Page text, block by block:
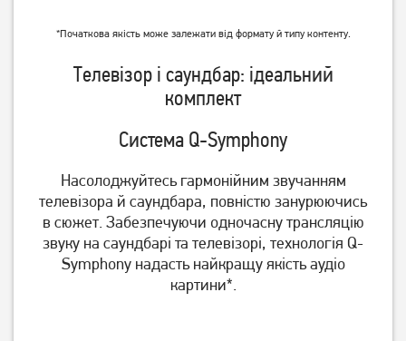
24FN93T2
грн
65PUS8319/12
36 299грн
*Початкова якість може залежати від формату й типу контенту.
Телевізор і саундбар: ідеальний
комплект
Система Q-Symphony
Насолоджуйтесь гармонійним звучанням
телевізора й саундбара, повністю занурюючись
в сюжет. Забезпечуючи одночасну трансляцію
звуку на саундбарі та телевізорі, технологія Q-
Symphony надасть найкращу якість аудіо
картини*.